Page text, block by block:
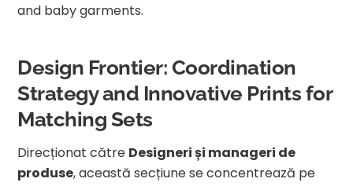
and baby garments.
Design Frontier: Coordination
Strategy and Innovative Prints for
Matching Sets
Direcționat către Designeri și manageri de
produse, această secțiune se concentrează pe